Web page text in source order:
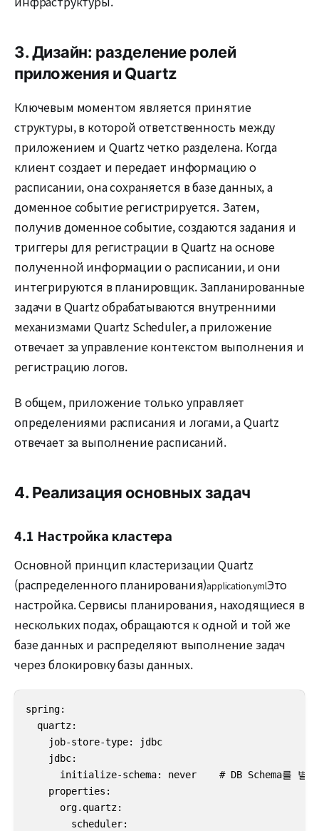
3. Дизайн: разделение ролей
приложения и Quartz
Ключевым моментом является принятие
структуры, в которой ответственность между
приложением и Quartz четко разделена. Когда
клиент создает и передает информацию о
расписании, она сохраняется в базе данных, а
доменное событие регистрируется. Затем,
получив доменное событие, создаются задания и
триггеры для регистрации в Quartz на основе
полученной информации о расписании, и они
интегрируются в планировщик. Запланированные
задачи в Quartz обрабатываются внутренними
механизмами Quartz Scheduler, а приложение
отвечает за управление контекстом выполнения и
регистрацию логов.
В общем, приложение только управляет
определениями расписания и логами, а Quartz
отвечает за выполнение расписаний.
4. Реализация основных задач
4.1 Настройка кластера
Основной принцип кластеризации Quartz
(распределенного планирования)application.ymlЭто
настройка. Сервисы планирования, находящиеся в
нескольких подах, обращаются к одной и той же
базе данных и распределяют выполнение задач
через блокировку базы данных.
spring:
  quartz:
    job-store-type: jdbc
    jdbc:
initialize-schema: never    # DB Schema를 별도
    properties:
      org.quartz:
        scheduler: